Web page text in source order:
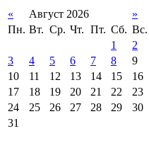
« Август 2026
»
Пн. Вт. Ср. Чт. Пт. Сб. Вс.
1
2
3
4 5 6 7 8
9
10
11 12 13 14 15
16
17
18 19 20 21 22
23
24
25 26 27 28 29
30
31